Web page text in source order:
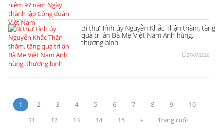
Bí thư Tỉnh ủy Nguyễn Khắc Thận thăm, tặng
quà tri ân Bà Mẹ Việt Nam Anh hùng,
thương binh
27/07/2026
1 2 3 4 5 6 7 8 9
10
11
12 13 14 15 » Trang cuối